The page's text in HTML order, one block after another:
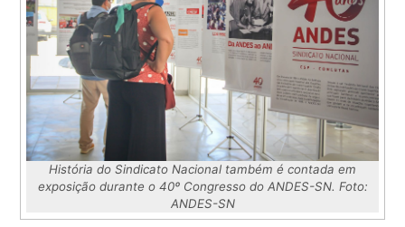
História do Sindicato Nacional também é contada em
exposição durante o 40º Congresso do ANDES-SN. Foto:
ANDES-SN